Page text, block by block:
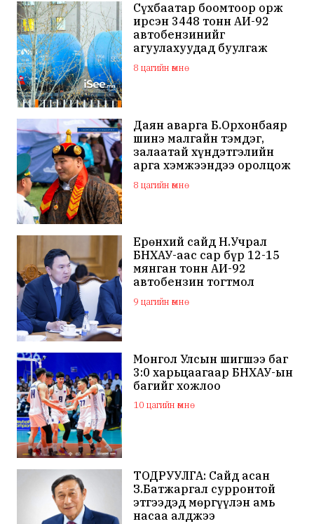
Сүхбаатар боомтоор орж
ирсэн 3448 тонн АИ-92
автобензинийг
агуулахуудад буулгаж
байна
8 цагийн өмнө
Даян аварга Б.Орхонбаяр
шинэ малгайн тэмдэг,
залаатай хүндэтгэлийн
арга хэмжээндээ оролцож
байна
8 цагийн өмнө
Ерөнхий сайд Н.Учрал
БНХАУ-аас сар бүр 12-15
мянган тонн АИ-92
автобензин тогтмол
нийлүүлэх хүсэлт тавилаа
9 цагийн өмнө
Монгол Улсын шигшээ баг
3:0 харьцаагаар БНХАУ-ын
багийг хожлоо
10 цагийн өмнө
ТОДРУУЛГА: Сайд асан
З.Батжаргал сурронтой
этгээдэд мөргүүлэн амь
насаа алджээ